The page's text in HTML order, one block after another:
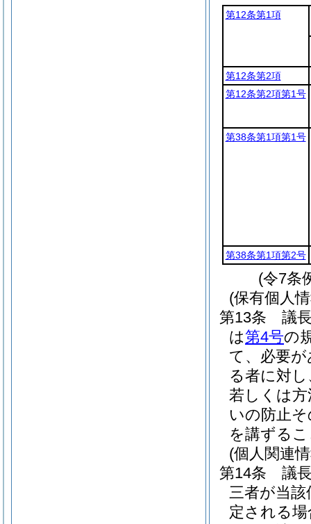
第12条第1項
第12条第2項
第12条第2項第1号
第38条第1項第1号
第38条第1項第2号
(令7条
(保有個人
第13条
議
は第4号の
て、必要
る者に対
若しくは
いの防止
を講ずる
(個人関連
第14条
議
三者が当
定される